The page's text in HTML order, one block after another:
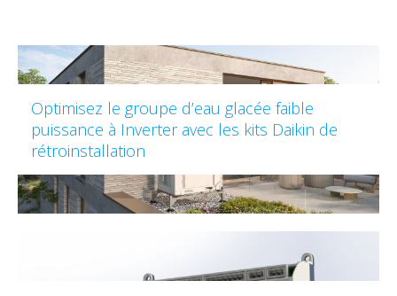
Optimisez le groupe d’eau glacée faible
puissance à Inverter avec les kits Daikin de
rétroinstallation